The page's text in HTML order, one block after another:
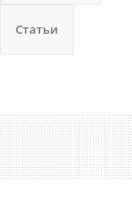
Статьи